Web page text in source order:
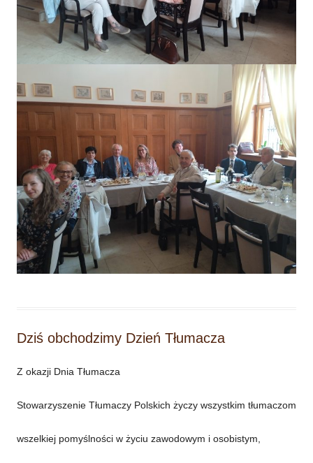
Dziś obchodzimy Dzień Tłumacza
Z okazji Dnia Tłumacza
Stowarzyszenie Tłumaczy Polskich życzy wszystkim tłumaczom
wszelkiej pomyślności w życiu zawodowym i osobistym,